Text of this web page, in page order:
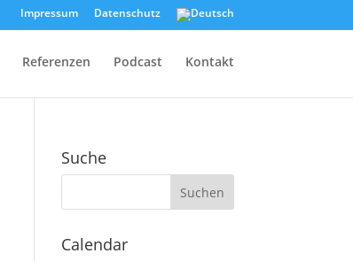
Impressum Datenschutz
Referenzen Podcast Kontakt
Suche
Calendar